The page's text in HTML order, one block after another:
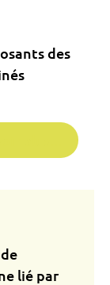
des
lié par